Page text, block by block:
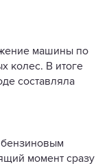
машины по
колес. В итоге
составляла
момент сразу